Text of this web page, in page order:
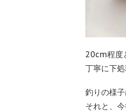
20cm程度
丁寧に下
釣りの様
それと、